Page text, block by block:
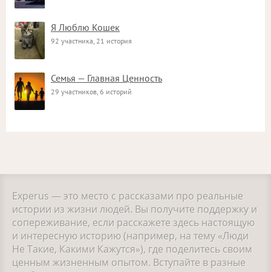
Я Люблю Кошек
92 участника, 21 история
Семья — Главная Ценность
29 участников, 6 историй
Experus — это место с рассказами про реальные
истории из жизни людей. Вы получите поддержку и
сопереживание, если расскажете здесь настоящую
и интересную историю (например, на тему «Люди
Не Такие, Какими Кажутся»), где поделитесь своим
ценным жизненным опытом. Вступайте в разные